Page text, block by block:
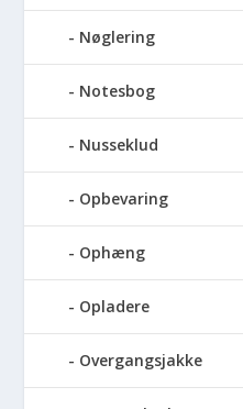
Nøglering
Notesbog
Nusseklud
Opbevaring
Ophæng
Opladere
Overgangsjakke